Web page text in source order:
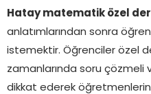
Hatay matematik özel
anlatımlarından sonra
istemektir. Öğrenciler özel
zamanlarında soru çözmeli
dikkat ederek